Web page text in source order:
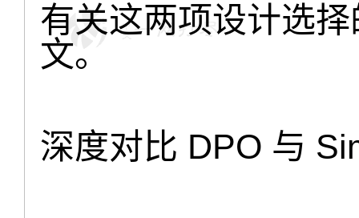
有关这两项设计选
文。
深度对比 DPO 与